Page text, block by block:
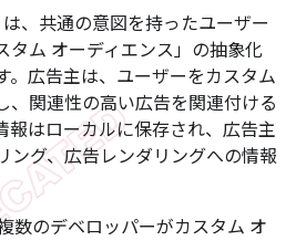
は、共通の意図を持ったユーザー
タム オーディエンス」の抽象化
。広告主は、ユーザーをカスタム
、関連性の高い広告を関連付ける
報はローカルに保存され、広告主
ング、広告レンダリングへの情報
数のデベロッパーがカスタム オ